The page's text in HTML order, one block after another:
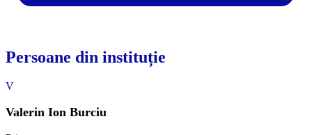
Persoane din instituție
V
Valerin Ion Burciu